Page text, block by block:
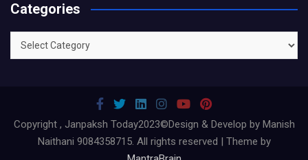
Categories
Categories
Copyright , Janpaksh Today2023©Design & Develop by Manish
Naithani 9084358715. All rights reserved | Theme by